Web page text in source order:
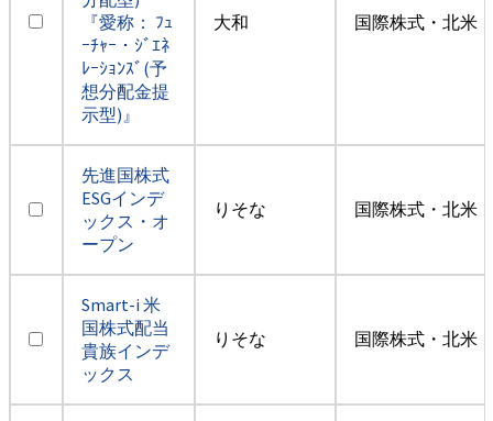
『愛称： ﾌｭ
ｰﾁｬｰ・ｼﾞｴﾈ
ﾚｰｼｮﾝｽﾞ(予
想分配金提
示型)』
大和 国際株式・北米
先進国株式
ESGインデ
ックス・オ
ープン
りそな 国際株式・北米
Smart-i 米
国株式配当
貴族インデ
ックス
りそな 国際株式・北米